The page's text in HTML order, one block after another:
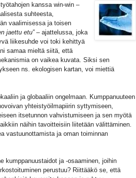
kanssa win-win –
suhteesta,
vaalimisessa ja toisen
jaettu etu”– ajattelussa, joka
liikesuhde voi toki kehittyä
samaa mieltä siitä, että
on vaikea kuvata. Siksi sen
ns. ekologisen kartan, voi miettiä
ja globaaliin ongelmaan. Kumppanuuteen
yhteistyöilmapiirin syttymiseen,
itsetunnon vahvistumiseen ja sen myötä
näihin tavoitteisiin liitetään välittäminen.
vastuunottamista ja oman toiminnan
kumppanuustaidot ja -osaaminen, joihin
perustuu? Riittääkö se, että